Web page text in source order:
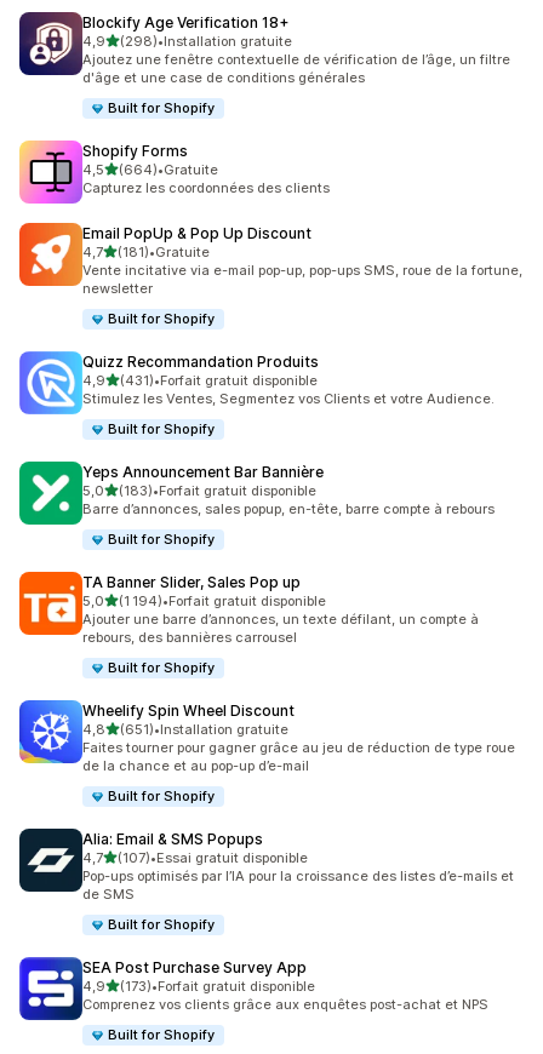
Blockify Age Verification 18+
4,9étoile(s) sur 5
(298)
298 avis au total
•Installation gratuite
Ajoutez une fenêtre contextuelle de vérification de l’âge, un filtre
d'âge et une case de conditions générales
Built for Shopify
Shopify Forms
4,5étoile(s) sur 5
(664)
664 avis au total
•Gratuite
Capturez les coordonnées des clients
Email PopUp & Pop Up Discount
4,7étoile(s) sur 5
(181)
181 avis au total
•Gratuite
Vente incitative via e-mail pop-up, pop-ups SMS, roue de la fortune,
newsletter
Built for Shopify
Quizz Recommandation Produits
4,9étoile(s) sur 5
(431)
431 avis au total
•Forfait gratuit disponible
Stimulez les Ventes, Segmentez vos Clients et votre Audience.
Built for Shopify
Yeps Announcement Bar Bannière
5,0étoile(s) sur 5
(183)
183 avis au total
•Forfait gratuit disponible
Barre d’annonces, sales popup, en-tête, barre compte à rebours
Built for Shopify
TA Banner Slider, Sales Pop up
5,0étoile(s) sur 5
(1 194)
1194 avis au total
•Forfait gratuit disponible
Ajouter une barre d’annonces, un texte défilant, un compte à
rebours, des bannières carrousel
Built for Shopify
Wheelify Spin Wheel Discount
4,8étoile(s) sur 5
(651)
651 avis au total
•Installation gratuite
Faites tourner pour gagner grâce au jeu de réduction de type roue
de la chance et au pop-up d’e-mail
Built for Shopify
Alia: Email & SMS Popups
4,7étoile(s) sur 5
(107)
107 avis au total
•Essai gratuit disponible
Pop-ups optimisés par l’IA pour la croissance des listes d’e-mails et
de SMS
Built for Shopify
SEA Post Purchase Survey App
4,9étoile(s) sur 5
(173)
173 avis au total
•Forfait gratuit disponible
Comprenez vos clients grâce aux enquêtes post-achat et NPS
Built for Shopify